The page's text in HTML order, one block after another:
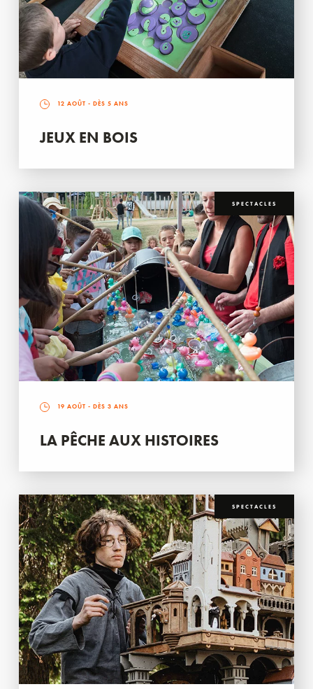
12 AOÛT - DÈS 5 ANS
JEUX EN BOIS
SPECTACLES
19 AOÛT - DÈS 3 ANS
LA PÊCHE AUX HISTOIRES
SPECTACLES